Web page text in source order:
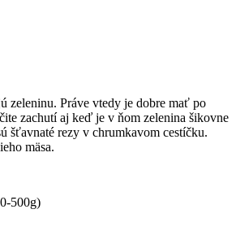
zeleninu. Práve vtedy je dobre mať po
zachutí aj keď je v ňom zelenina šikovne
šťavnaté rezy v chrumkavom cestíčku.
mäsa.
500g)